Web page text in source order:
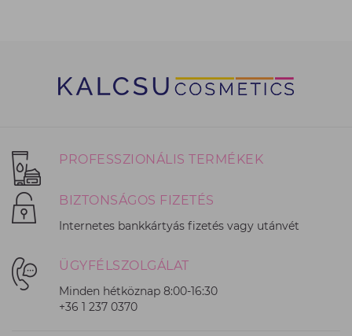
PROFESSZIONÁLIS TERMÉKEK
BIZTONSÁGOS FIZETÉS
Internetes bankkártyás fizetés vagy utánvét
ÜGYFÉLSZOLGÁLAT
Minden hétköznap 8:00-16:30
+36 1 237 0370